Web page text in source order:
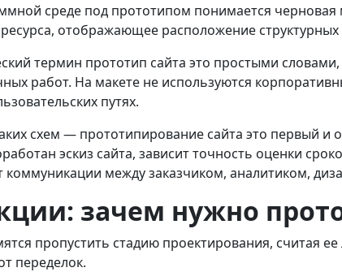
среде под прототипом понимается черновая
отображающее расположение
термин прототип сайта это простыми
работ. На макете не используются
путях.
схем — прототипирование сайта это первый
эскиз сайта, зависит точность оценки
коммуникации между заказчиком, аналитиком,
зачем нужно
пропустить стадию проектирования, считая
переделок.